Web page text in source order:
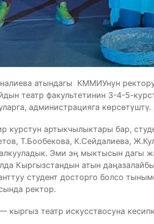
атындагы КММИУнун
театр факультетинин 3-4-5-
администрацияга көрсөтүштү.
артыкчылыктары бар,
Т.Бообекова, К.Сейдалиева,
Эми эң мыктысын дагы
Кыргызстандын атын
студент досторго болсо
ректор.
театр искусствосуна